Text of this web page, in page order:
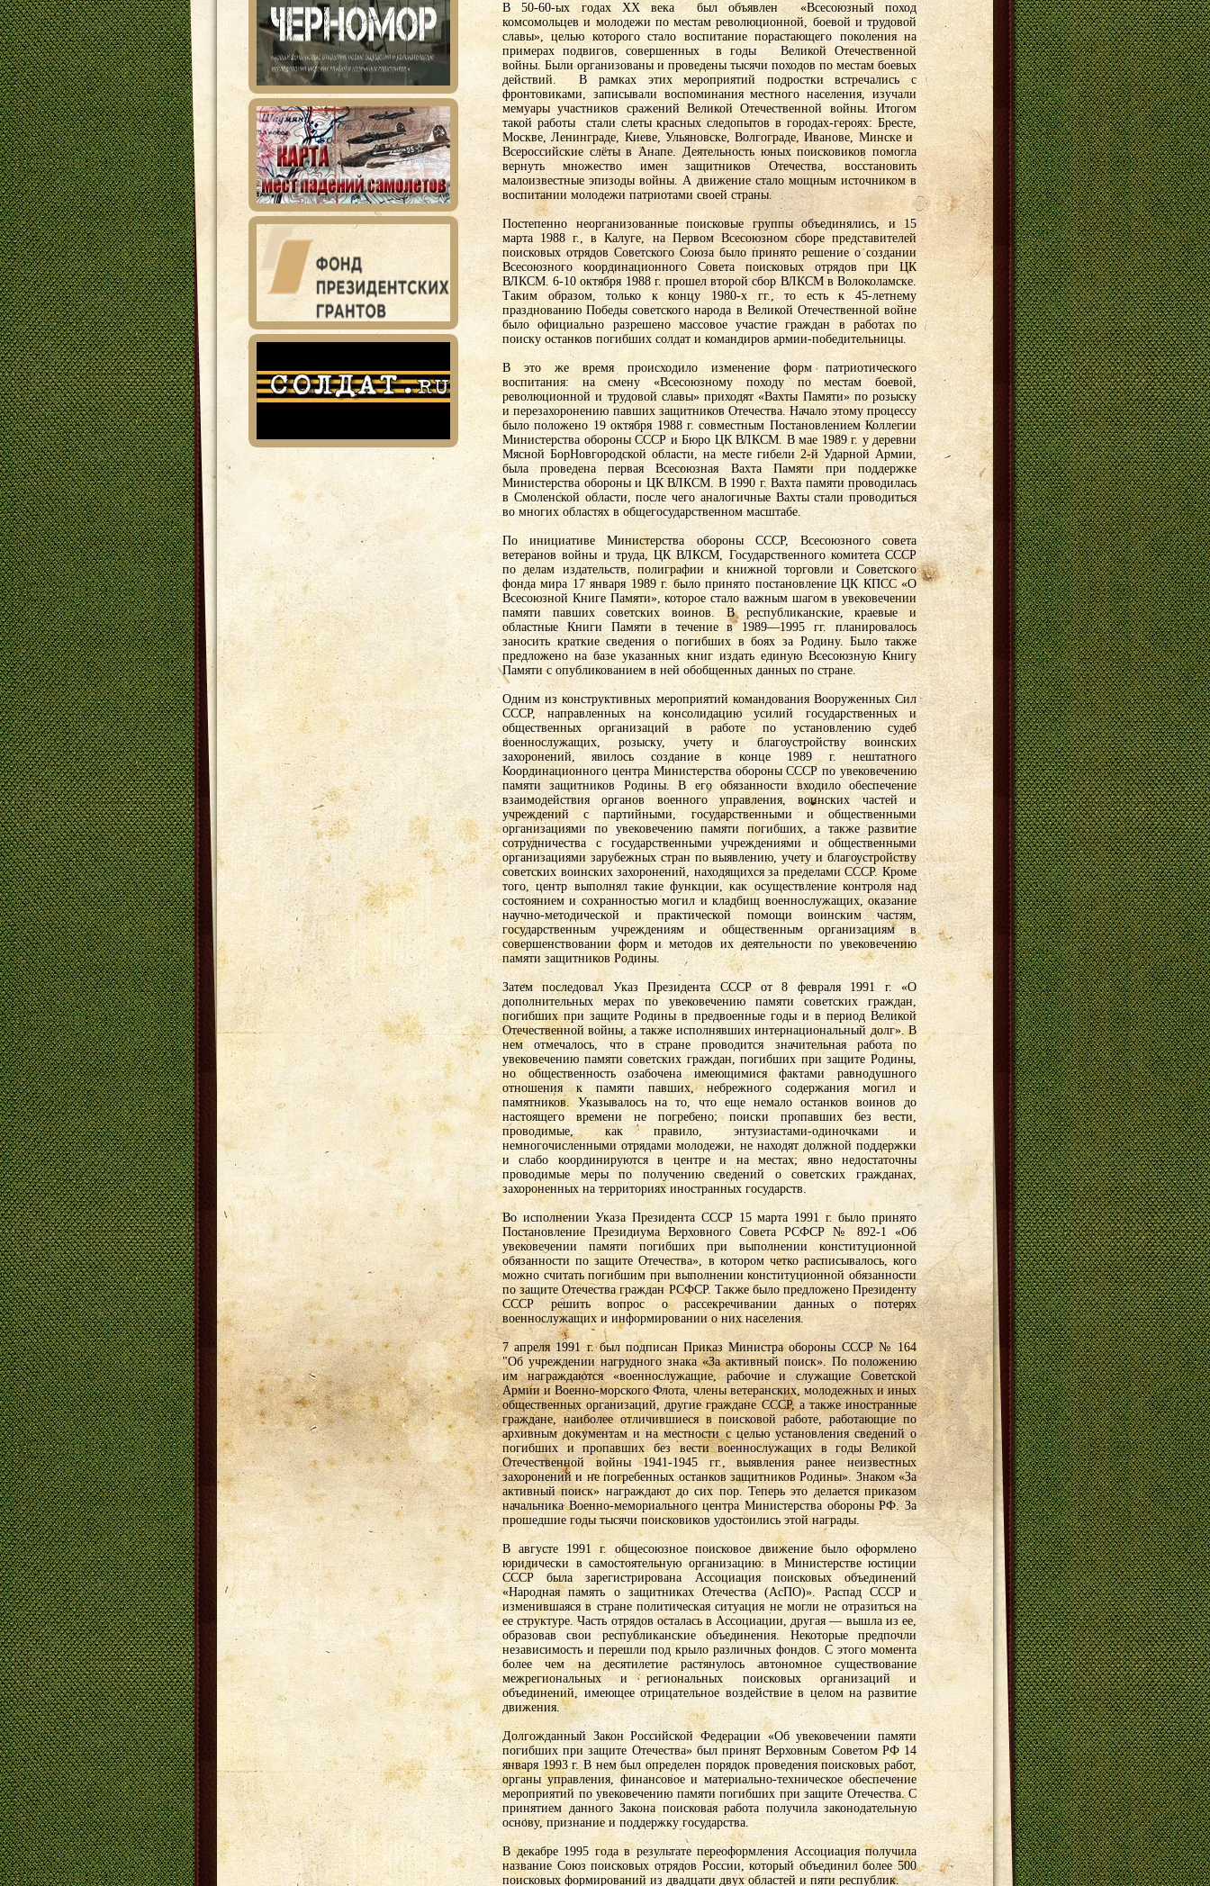
В 50-60-ых годах XX века был объявлен «Всесоюзный поход
комсомольцев и молодежи по местам революционной, боевой и трудовой
славы», целью которого стало воспитание порастающего поколения на
примерах подвигов, совершенных в годы Великой Отечественной
войны. Были организованы и проведены тысячи походов по местам боевых
действий. В рамках этих мероприятий подростки встречались с
фронтовиками, записывали воспоминания местного населения, изучали
мемуары участников сражений Великой Отечественной войны. Итогом
такой работы стали слеты красных следопытов в городах-героях: Бресте,
Москве, Ленинграде, Киеве, Ульяновске, Волгограде, Иванове, Минске и
Всероссийские слёты в Анапе. Деятельность юных поисковиков помогла
вернуть множество имен защитников Отечества, восстановить
малоизвестные эпизоды войны. А движение стало мощным источником в
воспитании молодежи патриотами своей страны.
Постепенно неорганизованные поисковые группы объединялись, и 15
марта 1988 г., в Калуге, на Первом Всесоюзном сборе представителей
поисковых отрядов Советского Союза было принято решение о создании
Всесоюзного координационного Совета поисковых отрядов при ЦК
ВЛКСМ. 6-10 октября 1988 г. прошел второй сбор ВЛКСМ в Волоколамске.
Таким образом, только к концу 1980-х гг., то есть к 45-летнему
празднованию Победы советского народа в Великой Отечественной войне
было официально разрешено массовое участие граждан в работах по
поиску останков погибших солдат и командиров армии-победительницы.
В это же время происходило изменение форм патриотического
воспитания: на смену «Всесоюзному походу по местам боевой,
революционной и трудовой славы» приходят «Вахты Памяти» по розыску
и перезахоронению павших защитников Отечества. Начало этому процессу
было положено 19 октября 1988 г. совместным Постановлением Коллегии
Министерства обороны СССР и Бюро ЦК ВЛКСМ. В мае 1989 г. у деревни
Мясной БорНовгородской области, на месте гибели 2-й Ударной Армии,
была проведена первая Всесоюзная Вахта Памяти при поддержке
Министерства обороны и ЦК ВЛКСМ. В 1990 г. Вахта памяти проводилась
в Смоленской области, после чего аналогичные Вахты стали проводиться
во многих областях в общегосударственном масштабе.
По инициативе Министерства обороны СССР, Всесоюзного совета
ветеранов войны и труда, ЦК ВЛКСМ, Государственного комитета СССР
по делам издательств, полиграфии и книжной торговли и Советского
фонда мира 17 января 1989 г. было принято постановление ЦК КПСС «О
Всесоюзной Книге Памяти», которое стало важным шагом в увековечении
памяти павших советских воинов. В республиканские, краевые и
областные Книги Памяти в течение в 1989—1995 гг. планировалось
заносить краткие сведения о погибших в боях за Родину. Было также
предложено на базе указанных книг издать единую Всесоюзную Книгу
Памяти с опубликованием в ней обобщенных данных по стране.
Одним из конструктивных мероприятий командования Вооруженных Сил
СССР, направленных на консолидацию усилий государственных и
общественных организаций в работе по установлению судеб
военнослужащих, розыску, учету и благоустройству воинских
захоронений, явилось создание в конце 1989 г. нештатного
Координационного центра Министерства обороны СССР по увековечению
памяти защитников Родины. В его обязанности входило обеспечение
взаимодействия органов военного управления, воинских частей и
учреждений с партийными, государственными и общественными
организациями по увековечению памяти погибших, а также развитие
сотрудничества с государственными учреждениями и общественными
организациями зарубежных стран по выявлению, учету и благоустройству
советских воинских захоронений, находящихся за пределами СССР. Кроме
того, центр выполнял такие функции, как осуществление контроля над
состоянием и сохранностью могил и кладбищ военнослужащих, оказание
научно-методической и практической помощи воинским частям,
государственным учреждениям и общественным организациям в
совершенствовании форм и методов их деятельности по увековечению
памяти защитников Родины.
Затем последовал Указ Президента СССР от 8 февраля 1991 г. «О
дополнительных мерах по увековечению памяти советских граждан,
погибших при защите Родины в предвоенные годы и в период Великой
Отечественной войны, а также исполнявших интернациональный долг». В
нем отмечалось, что в стране проводится значительная работа по
увековечению памяти советских граждан, погибших при защите Родины,
но общественность озабочена имеющимися фактами равнодушного
отношения к памяти павших, небрежного содержания могил и
памятников. Указывалось на то, что еще немало останков воинов до
настоящего времени не погребено; поиски пропавших без вести,
проводимые, как правило, энтузиастами-одиночками и
немногочисленными отрядами молодежи, не находят должной поддержки
и слабо координируются в центре и на местах; явно недостаточны
проводимые меры по получению сведений о советских гражданах,
захороненных на территориях иностранных государств.
Во исполнении Указа Президента СССР 15 марта 1991 г. было принято
Постановление Президиума Верховного Совета РСФСР № 892-1 «Об
увековечении памяти погибших при выполнении конституционной
обязанности по защите Отечества», в котором четко расписывалось, кого
можно считать погибшим при выполнении конституционной обязанности
по защите Отечества граждан РСФСР. Также было предложено Президенту
СССР решить вопрос о рассекречивании данных о потерях
военнослужащих и информировании о них населения.
7 апреля 1991 г. был подписан Приказ Министра обороны СССР № 164
"Об учреждении нагрудного знака «За активный поиск». По положению
им награждаются «военнослужащие, рабочие и служащие Советской
Армии и Военно-морского Флота, члены ветеранских, молодежных и иных
общественных организаций, другие граждане СССР, а также иностранные
граждане, наиболее отличившиеся в поисковой работе, работающие по
архивным документам и на местности с целью установления сведений о
погибших и пропавших без вести военнослужащих в годы Великой
Отечественной войны 1941-1945 гг., выявления ранее неизвестных
захоронений и не погребенных останков защитников Родины». Знаком «За
активный поиск» награждают до сих пор. Теперь это делается приказом
начальника Военно-мемориального центра Министерства обороны РФ. За
прошедшие годы тысячи поисковиков удостоились этой награды.
В августе 1991 г. общесоюзное поисковое движение было оформлено
юридически в самостоятельную организацию: в Министерстве юстиции
СССР была зарегистрирована Ассоциация поисковых объединений
«Народная память о защитниках Отечества (АсПО)». Распад СССР и
изменившаяся в стране политическая ситуация не могли не отразиться на
ее структуре. Часть отрядов осталась в Ассоциации, другая — вышла из ее,
образовав свои республиканские объединения. Некоторые предпочли
независимость и перешли под крыло различных фондов. С этого момента
более чем на десятилетие растянулось автономное существование
межрегиональных и региональных поисковых организаций и
объединений, имеющее отрицательное воздействие в целом на развитие
движения.
Долгожданный Закон Российской Федерации «Об увековечении памяти
погибших при защите Отечества» был принят Верховным Советом РФ 14
января 1993 г. В нем был определен порядок проведения поисковых работ,
органы управления, финансовое и материально-техническое обеспечение
мероприятий по увековечению памяти погибших при защите Отечества. С
принятием данного Закона поисковая работа получила законодательную
основу, признание и поддержку государства.
В декабре 1995 года в результате переоформления Ассоциация получила
название Союз поисковых отрядов России, который объединил более 500
поисковых формирований из двадцати двух областей и пяти республик.